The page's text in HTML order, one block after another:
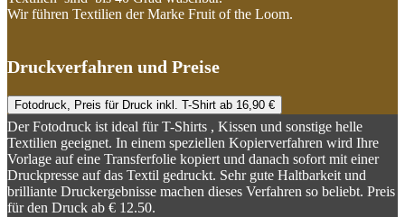
Wir führen Textilien der Marke Fruit of the Loom.
Druckverfahren und Preise
Fotodruck, Preis für Druck inkl. T-Shirt ab 16,90 €
Der Fotodruck ist ideal für T-Shirts , Kissen und sonstige helle
Textilien geeignet. In einem speziellen Kopierverfahren wird Ihre
Vorlage auf eine Transferfolie kopiert und danach sofort mit einer
Druckpresse auf das Textil gedruckt. Sehr gute Haltbarkeit und
brilliante Druckergebnisse machen dieses Verfahren so beliebt. Preis
für den Druck ab € 12.50.